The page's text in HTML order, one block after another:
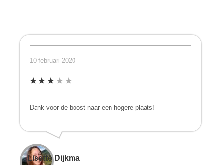
10 februari 2020
Dank voor de boost naar een hogere plaats!
Lisette Dijkma